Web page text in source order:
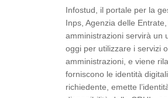
Infostud, il portale per la
Inps, Agenzia delle
amministrazioni servirà un
oggi per utilizzare i servizi
amministrazioni, e viene
forniscono le identità
richiedente, emette